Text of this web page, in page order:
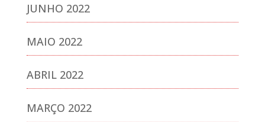
JUNHO 2022
MAIO 2022
ABRIL 2022
MARÇO 2022